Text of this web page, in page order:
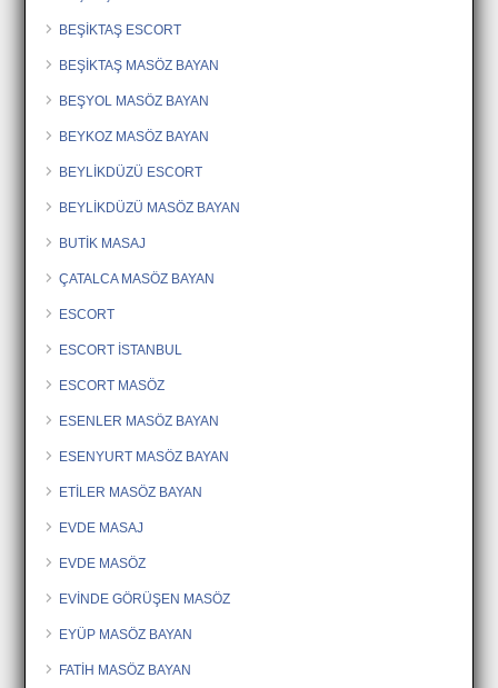
BEŞİKTAŞ ESCORT
BEŞİKTAŞ MASÖZ BAYAN
BEŞYOL MASÖZ BAYAN
BEYKOZ MASÖZ BAYAN
BEYLİKDÜZÜ ESCORT
BEYLİKDÜZÜ MASÖZ BAYAN
BUTİK MASAJ
ÇATALCA MASÖZ BAYAN
ESCORT
ESCORT İSTANBUL
ESCORT MASÖZ
ESENLER MASÖZ BAYAN
ESENYURT MASÖZ BAYAN
ETİLER MASÖZ BAYAN
EVDE MASAJ
EVDE MASÖZ
EVİNDE GÖRÜŞEN MASÖZ
EYÜP MASÖZ BAYAN
FATİH MASÖZ BAYAN